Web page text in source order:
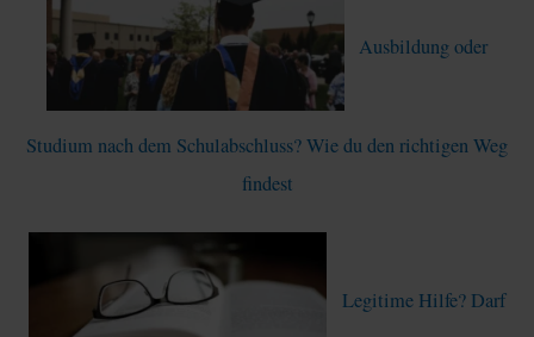
Ausbildung oder
Studium nach dem Schulabschluss? Wie du den richtigen Weg
findest
Legitime Hilfe? Darf